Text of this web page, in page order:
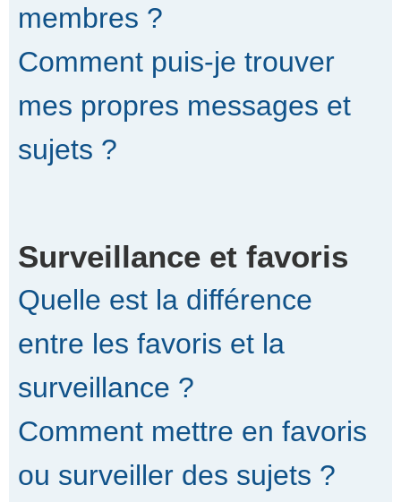
membres ?
Comment puis-je trouver
mes propres messages et
sujets ?
Surveillance et favoris
Quelle est la différence
entre les favoris et la
surveillance ?
Comment mettre en favoris
ou surveiller des sujets ?